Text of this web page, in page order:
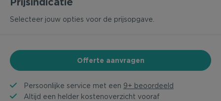
Selecteer jouw opties voor de prijsopgave.
Offerte aanvragen
Persoonlijke service met een 9+ beoordeeld
Altijd een helder kostenoverzicht vooraf